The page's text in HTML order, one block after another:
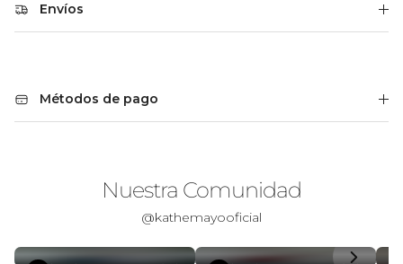
Envíos
Métodos de pago
Nuestra Comunidad
@kathemayooficial